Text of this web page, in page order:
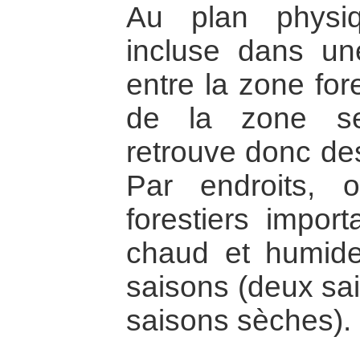
Au plan
incluse dans
entre la zone
de la zone
retrouve donc
Par endroits,
forestiers
chaud et
saisons (deux
saisons sèches).